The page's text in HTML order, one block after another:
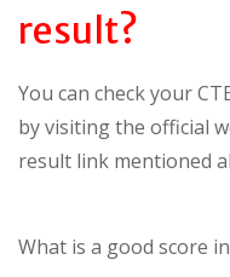
result?
You can check your
by visiting the official
result link mentioned
What is a good score